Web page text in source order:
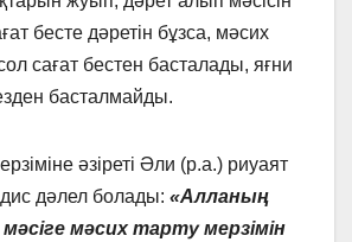
бесте дәретiн бұзса, мәсих
сағат бестен басталады, яғни
басталмайды.
әзiретi Әли (р.а.) риуаят
дәлел болады: «Алланың
мәсiге мәсих тарту мерзiмiн